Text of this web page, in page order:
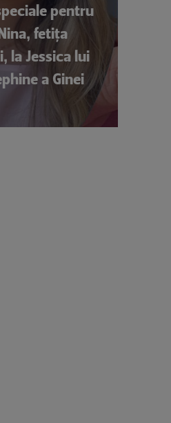
pentru
fetița
la Jessica lui
a Ginei